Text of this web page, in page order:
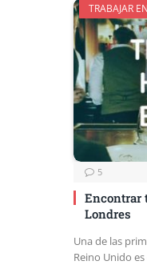
TRABAJAR
5
Encontrar
Londres
Una de las
Reino Unido